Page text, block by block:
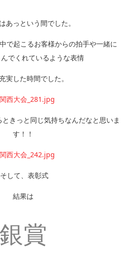
あっという間でした。
で起こるお客様からの拍手や一緒に
でくれているような表情
実した時間でした。
きっと同じ気持ちなんだなと思いま
す！！
そして、表彰式
結果は
銀賞